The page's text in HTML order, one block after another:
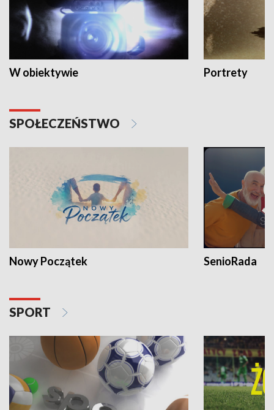
W obiektywie Portrety
SPOŁECZEŃSTWO
Nowy Początek SenioRada
SPORT